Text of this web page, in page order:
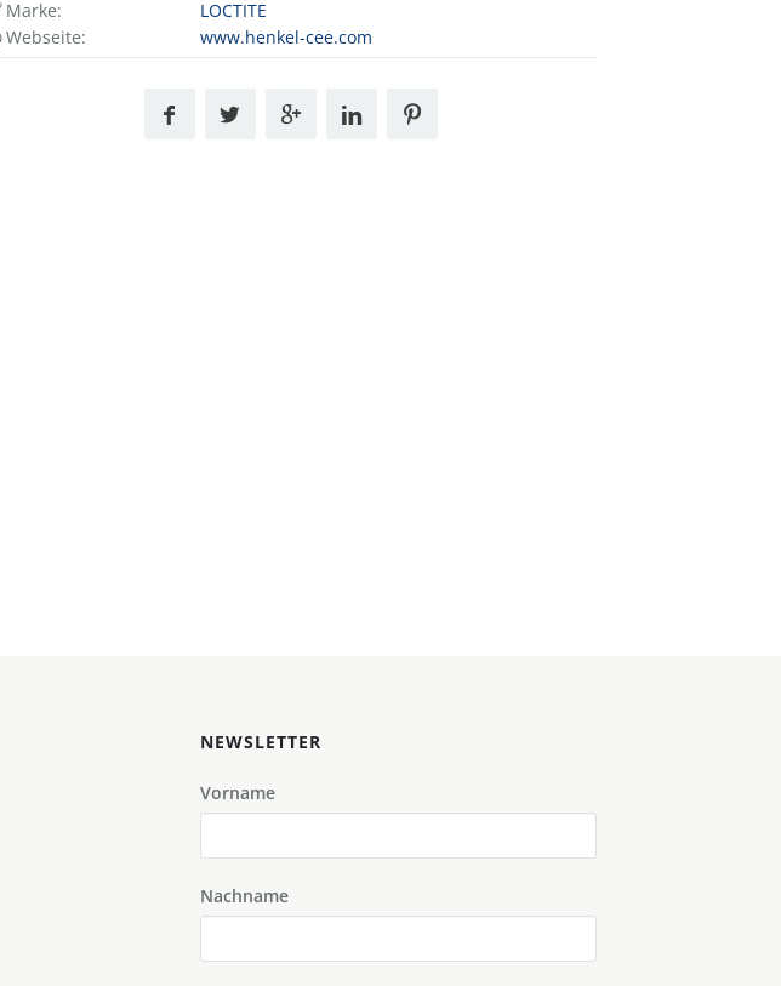
Marke:
LOCTITE
Webseite:
www.henkel-cee.com
NEWSLETTER
Vorname
Nachname